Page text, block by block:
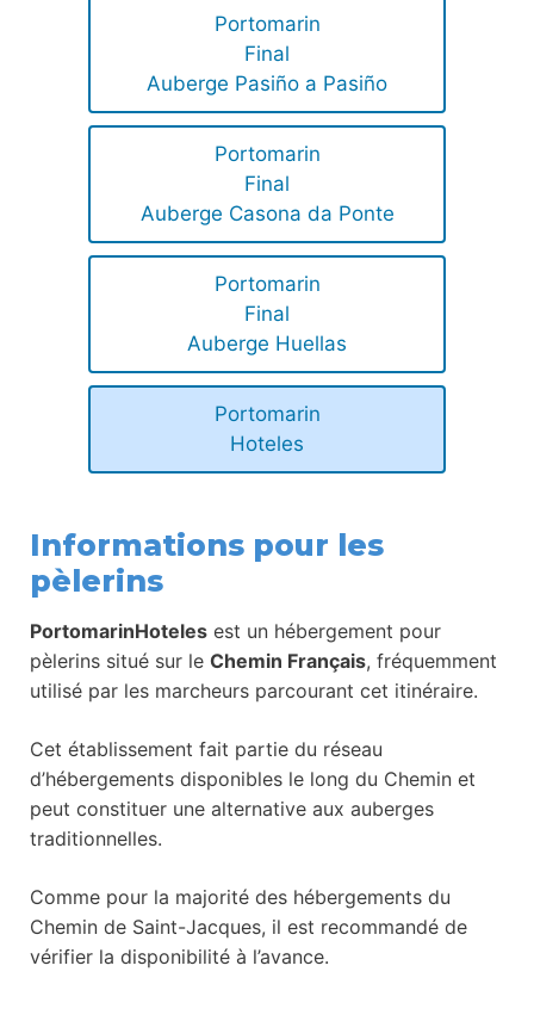
Portomarin
Final
Auberge Pasiño a Pasiño
Portomarin
Final
Auberge Casona da Ponte
Portomarin
Final
Auberge Huellas
Portomarin
Hoteles
Informations pour les
pèlerins
PortomarinHoteles est un hébergement pour
pèlerins situé sur le Chemin Français, fréquemment
utilisé par les marcheurs parcourant cet itinéraire.
Cet établissement fait partie du réseau
d’hébergements disponibles le long du Chemin et
peut constituer une alternative aux auberges
traditionnelles.
Comme pour la majorité des hébergements du
Chemin de Saint-Jacques, il est recommandé de
vérifier la disponibilité à l’avance.